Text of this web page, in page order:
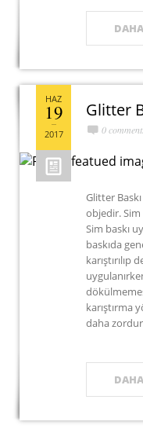
Glitter
0
HAZ
19
2017
Glitter
objedir. Sim
Sim baskı
baskıda
karıştırılıp
karıştırma
daha